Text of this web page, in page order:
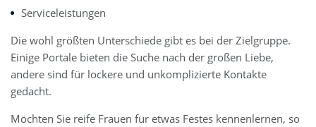
Serviceleistungen
Die wohl größten Unterschiede gibt es bei der Zielgruppe.
Einige Portale bieten die Suche nach der großen Liebe,
andere sind für lockere und unkomplizierte Kontakte
gedacht.
Möchten Sie reife Frauen für etwas Festes kennenlernen, so